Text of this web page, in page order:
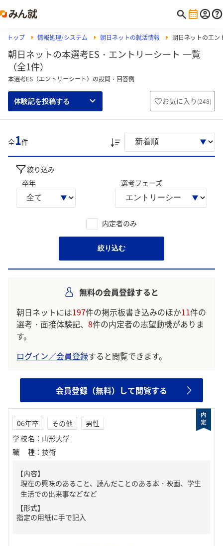
トップ 情報処理/システム 朝日ネットの就活情報 朝日ネットのエン
朝日ネットの本選考ES・エントリーシート 一覧
（全1件）
本選考ES（エントリーシート）の設問・回答例
体験記を投稿する お気に入り (248)
全1件
絞り込み
卒年
選考フェーズ
内定者のみ
絞り込む
無料の会員登録すると
朝日ネットには197件の掲示板書き込みのほか11件の
選考・面接体験記、 8件の内定者の志望動機がありま
す。
ログイン／会員登録すると閲覧できます。
会員登録（無料）して閲覧する
06年卒 その他
男性
学校名 ： 山形大学
職種 ： 技術
【内容】
現在の興味のあること、読んだことのある本・映画、学生
生活での出来事などなど
【形式】
指定の用紙に手で記入